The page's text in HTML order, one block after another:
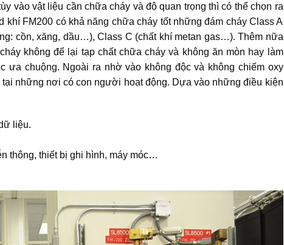
vào vật liệu cần chữa cháy và độ quan trọng thì có thể chọn ra
khí FM200 có khả năng chữa cháy tốt những đám cháy Class A
cồn, xăng, dầu…), Class C (chất khí metan gas…). Thêm nữa
không để lại tạp chất chữa cháy và không ăn mòn hay làm
ưa chuộng. Ngoài ra nhờ vào không độc và không chiếm oxy
những nơi có con người hoạt động. Dựa vào những điều kiện
liệu.
thông, thiết bị ghi hình, máy móc…